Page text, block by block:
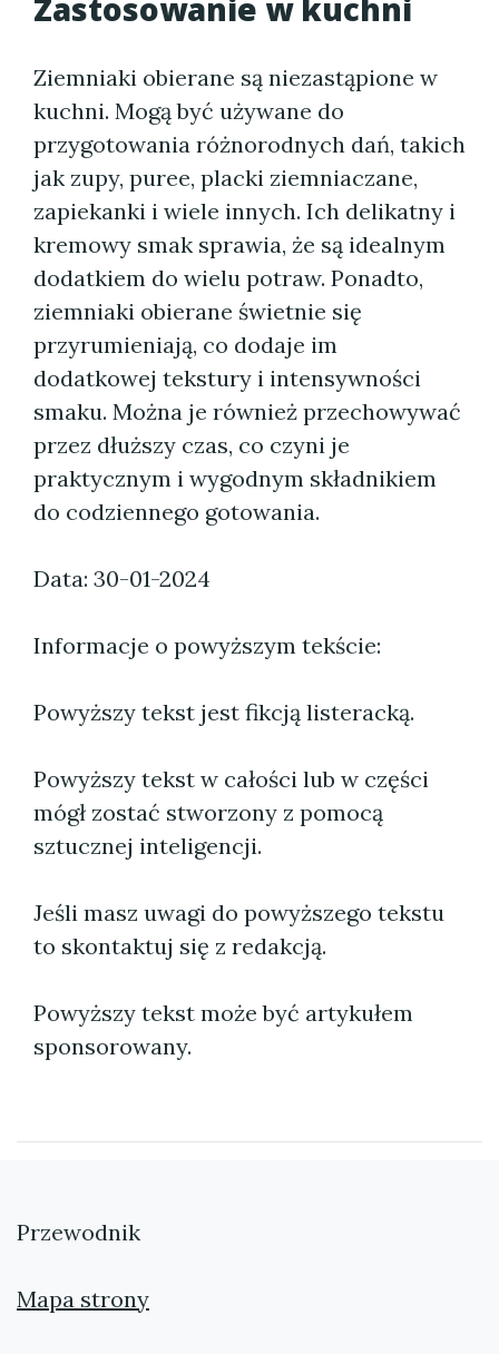
Zastosowanie w kuchni
Ziemniaki obierane są niezastąpione w
kuchni. Mogą być używane do
przygotowania różnorodnych dań, takich
jak zupy, puree, placki ziemniaczane,
zapiekanki i wiele innych. Ich delikatny i
kremowy smak sprawia, że są idealnym
dodatkiem do wielu potraw. Ponadto,
ziemniaki obierane świetnie się
przyrumieniają, co dodaje im
dodatkowej tekstury i intensywności
smaku. Można je również przechowywać
przez dłuższy czas, co czyni je
praktycznym i wygodnym składnikiem
do codziennego gotowania.
Data: 30-01-2024
Informacje o powyższym tekście:
Powyższy tekst jest fikcją listeracką.
Powyższy tekst w całości lub w części
mógł zostać stworzony z pomocą
sztucznej inteligencji.
Jeśli masz uwagi do powyższego tekstu
to skontaktuj się z redakcją.
Powyższy tekst może być artykułem
sponsorowany.
Przewodnik
Mapa strony